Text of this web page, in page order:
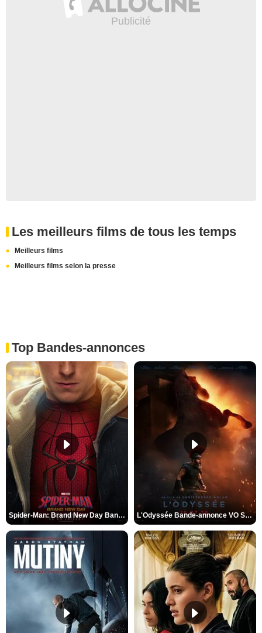
Les meilleurs films de tous les temps
Meilleurs films
Meilleurs films selon la presse
Top Bandes-annonces
Spider-Man: Brand New Day Bande-annonce VO STFR L'Odyssée Bande-annonce VO STFR